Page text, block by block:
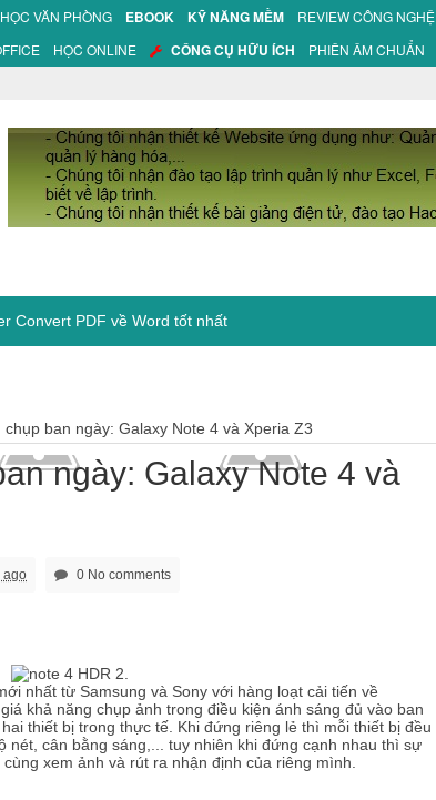
VĂN PHÒNG EBOOK KỸ NĂNG MỀM
REVIEW CÔNG NGHỆ
HỌC ONLINE CÔNG CỤ HỮU ÍCH PHIÊN ÂM CHUẨN
chụp ban ngày: Galaxy Note 4 và Xperia Z3
ngày: Galaxy Note 4 và
ago 0 No comments
nhất từ Samsung và Sony với hàng loạt cải tiến về
khả năng chụp ảnh trong điều kiện ánh sáng đủ vào ban
thiết bị trong thực tế. Khi đứng riêng lẻ thì mỗi thiết bị đều
nét, cân bằng sáng,... tuy nhiên khi đứng cạnh nhau thì sự
xem ảnh và rút ra nhận định của riêng mình.